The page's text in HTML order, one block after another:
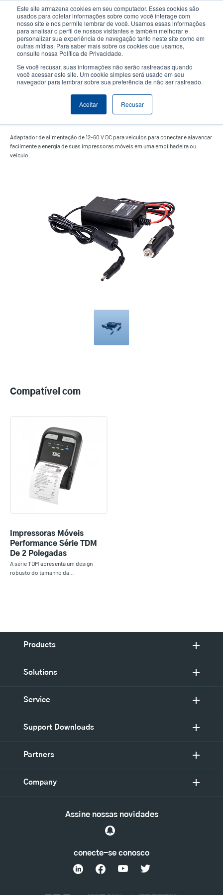
Este site armazena cookies em seu computador. Esses cookies são
usados para coletar informações sobre como você interage com
nosso site e nos permite lembrar de você. Usamos essas informações
para analisar o perfil de nossos visitantes e também melhorar e
personalizar sua experiência de navegação tanto neste site como em
outras mídias. Para saber mais sobre os cookies que usamos,
consulte nossa Política de Privacidade.
Se você recusar, suas informações não serão rastreadas quando
você acessar este site. Um cookie simples será usado em seu
navegador para lembrar sobre sua preferência de não ser rastreado.
Aceitar Recusar
conteúdo
principal
User
account
User
Header
Seletor de Produto Contactar Vendas
Adaptador de energia para
Adaptador de alimentação de 12-60 V DC para veículos para conectar e alavancar
facilmente a energia de suas impressoras móveis em uma empilhadeira ou
veículo.
with
Compatível com
Impressoras Móveis
Performance Série TDM
De 2 Polegadas
A série TDM apresenta um design
robusto do tamanho da…
Products
Solutions
Service
Support Downloads
Partners
Company
conecte-se conosco
Assine nossas novidades